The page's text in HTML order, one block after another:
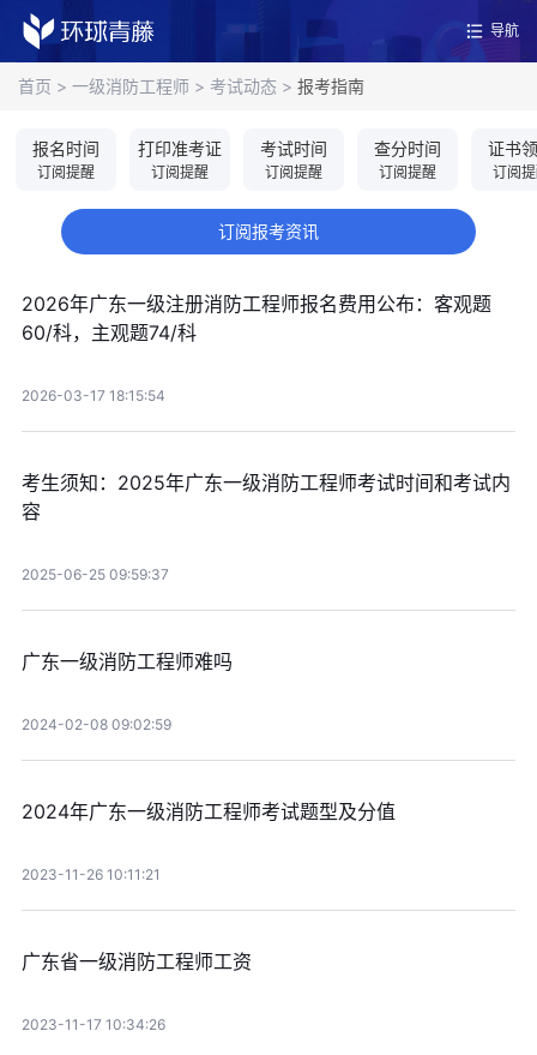
导航
首页 > 一级消防工程师 > 考试动态 > 报考指南
报名时间
订阅提醒
打印准考证
订阅提醒
考试时间
订阅提醒
查分时间
订阅提醒
证书
订阅
订阅报考资讯
2026年广东一级注册消防工程师报名费用公布：客观题
60/科，主观题74/科
2026-03-17 18:15:54
考生须知：2025年广东一级消防工程师考试时间和考试内
容
2025-06-25 09:59:37
广东一级消防工程师难吗
2024-02-08 09:02:59
2024年广东一级消防工程师考试题型及分值
2023-11-26 10:11:21
广东省一级消防工程师工资
2023-11-17 10:34:26